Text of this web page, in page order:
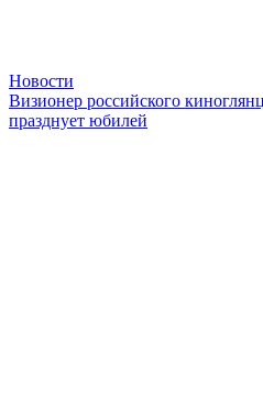
Новости
Визионер российского
празднует юбилей